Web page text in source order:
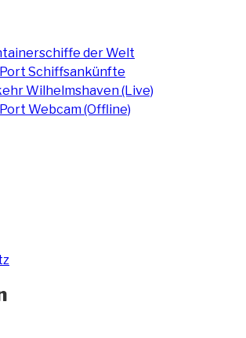
der Welt
Schiffsankünfte
Wilhelmshaven (Live)
Webcam (Offline)